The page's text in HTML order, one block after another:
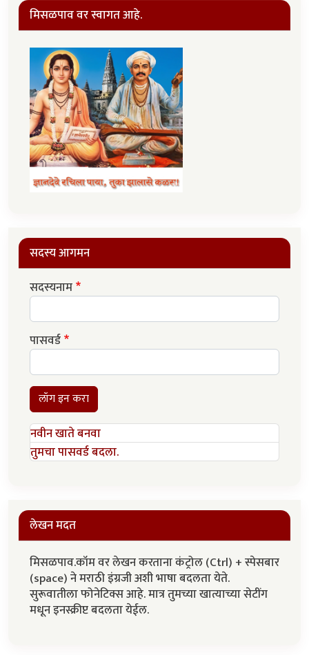
मिसळपाव वर स्वागत आहे.
सदस्य आगमन
सदस्यनाम
पासवर्ड
लॉग इन करा
नवीन खाते बनवा
तुमचा पासवर्ड बदला.
लेखन मदत
मिसळपाव.कॉम वर लेखन करताना कंट्रोल (Ctrl) + स्पेसबार
(space) ने मराठी इंग्रजी अशी भाषा बदलता येते.
सुरूवातीला फोनेटिक्स आहे. मात्र तुमच्या खात्याच्या सेटींग
मधून इनस्क्रीप्ट बदलता येईल.